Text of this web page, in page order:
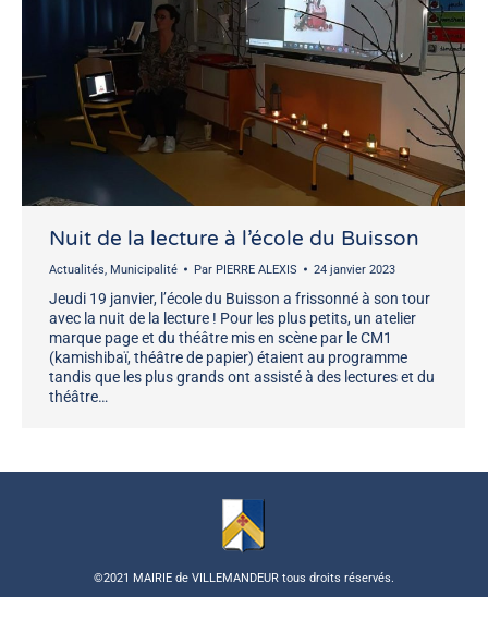
Nuit de la lecture à l’école du Buisson
Actualités, Municipalité Par PIERRE ALEXIS 24 janvier 2023
Jeudi 19 janvier, l’école du Buisson a frissonné à son tour
avec la nuit de la lecture ! Pour les plus petits, un atelier
marque page et du théâtre mis en scène par le CM1
(kamishibaï, théâtre de papier) étaient au programme
tandis que les plus grands ont assisté à des lectures et du
théâtre…
©2021 MAIRIE de VILLEMANDEUR tous droits réservés.